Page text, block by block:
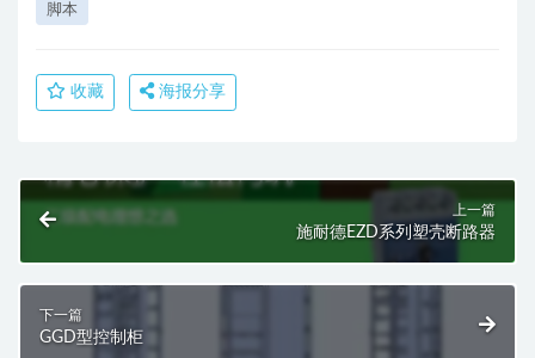
脚本
收藏 海报分享
上一篇
施耐德EZD系列塑壳断路器
下一篇
GGD型控制柜